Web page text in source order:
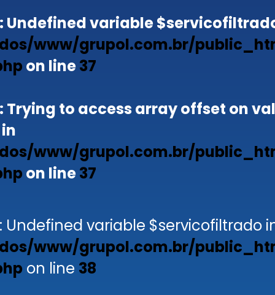
Undefined variable
www/grupol.com.br/
on line37
Trying to access array offset on
www/grupol.com.br/
on line37
Undefined variable $servicofiltrado
www/grupol.com.br/
on line 38